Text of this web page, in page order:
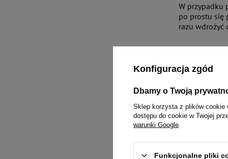
W przypadku
po prostu się
razu wdrożyć
dochodzi
przebywa w
Koty z
gdy w domu
Konfiguracja zgód
Dbamy o Twoją
Sklep korzysta z plików cookie
dostępu do cookie w Twojej
warunki Google
Funkcjonalne pliki